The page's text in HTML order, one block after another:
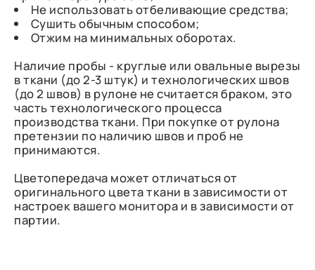
Не использовать отбеливающие средства;
Сушить обычным способом;
Отжим на минимальных оборотах.
Наличие пробы - круглые или овальные вырезы
в ткани (до 2-3 штук) и технологических швов
(до 2 швов) в рулоне не считается браком, это
часть технологического процесса
производства ткани. При покупке от рулона
претензии по наличию швов и проб не
принимаются.
Цветопередача может отличаться от
оригинального цвета ткани в зависимости от
настроек вашего монитора и в зависимости от
партии.